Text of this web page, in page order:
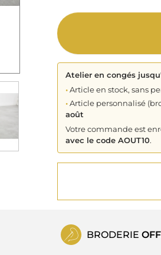
Atelier en congés
•Article en stock, sans
•Article personnalisé
août
Votre commande est
avec le code AOUT10.
BRODERIE